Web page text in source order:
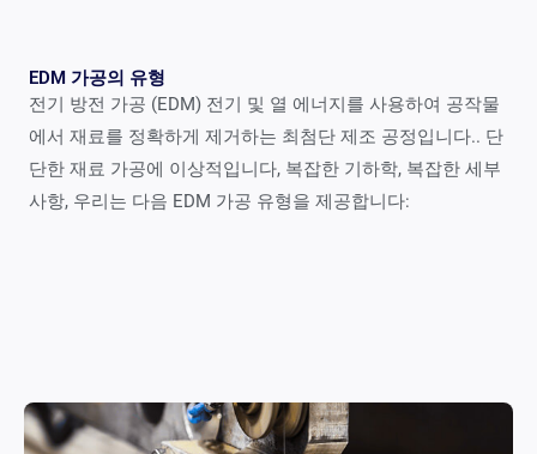
EDM 가공의 유형
전기 방전 가공 (EDM) 전기 및 열 에너지를 사용하여 공작물
에서 재료를 정확하게 제거하는 최첨단 제조 공정입니다.. 단
단한 재료 가공에 이상적입니다, 복잡한 기하학, 복잡한 세부
사항, 우리는 다음 EDM 가공 유형을 제공합니다: